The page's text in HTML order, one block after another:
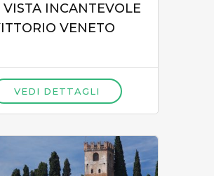
VISTA INCANTEVOLE
VENETO
VEDI DETTAGLI